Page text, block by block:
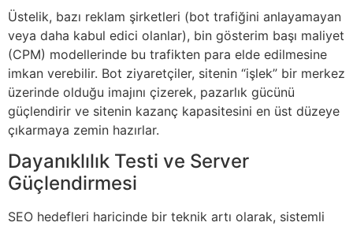
Üstelik, bazı reklam şirketleri (bot trafiğini anlayamayan
veya daha kabul edici olanlar), bin gösterim başı maliyet
(CPM) modellerinde bu trafikten para elde edilmesine
imkan verebilir. Bot ziyaretçiler, sitenin “işlek” bir merkez
üzerinde olduğu imajını çizerek, pazarlık gücünü
güçlendirir ve sitenin kazanç kapasitesini en üst düzeye
çıkarmaya zemin hazırlar.
Dayanıklılık Testi ve Server
Güçlendirmesi
SEO hedefleri haricinde bir teknik artı olarak, sistemli